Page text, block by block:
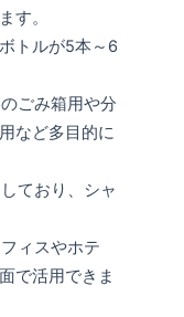
す。
トルが5本～6
ごみ箱用や分
など多目的に
ており、シャ
ィスやホテ
で活用できま